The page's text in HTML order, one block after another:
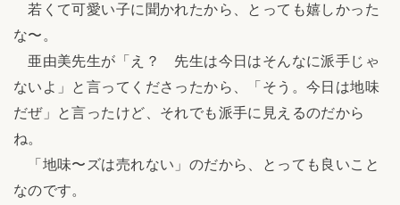
若くて可愛い子に聞かれたから、とっても嬉しかった
な〜。
亜由美先生が「え？ 先生は今日はそんなに派手じゃ
ないよ」と言ってくださったから、「そう。今日は地味
だぜ」と言ったけど、それでも派手に見えるのだから
ね。
「地味〜ズは売れない」のだから、とっても良いこと
なのです。